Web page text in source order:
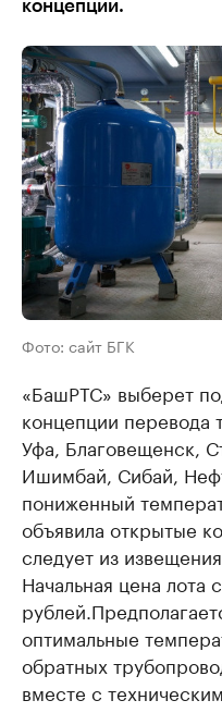
концепции.
Фото: сайт БГК
«БашРТС» выберет
концепции перевода
Уфа, Благовещенск,
Ишимбай, Сибай,
пониженный
объявила открытые
следует из
Начальная цена лота
оптимальные
обратных
вместе с